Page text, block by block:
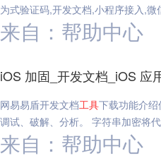
为式验证码,开发文档,小程序接入,微
来自：帮助中心
iOS 加固_开发文档_iOS 应
网易易盾开发文档工具下载功能介
调试、破解、分析。 字符串加密将
来自：帮助中心